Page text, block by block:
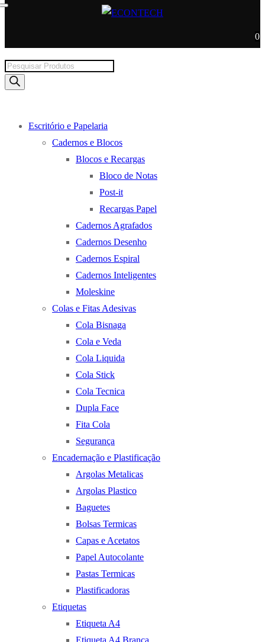
0
Products
search
Escritório e Papelaria
Cadernos e Blocos
Blocos e Recargas
Bloco de Notas
Post-it
Recargas Papel
Cadernos Agrafados
Cadernos Desenho
Cadernos Espiral
Cadernos Inteligentes
Moleskine
Colas e Fitas Adesivas
Cola Bisnaga
Cola e Veda
Cola Liquida
Cola Stick
Cola Tecnica
Dupla Face
Fita Cola
Segurança
Encadernação e Plastificação
Argolas Metalicas
Argolas Plastico
Baguetes
Bolsas Termicas
Capas e Acetatos
Papel Autocolante
Pastas Termicas
Plastificadoras
Etiquetas
Etiqueta A4
Etiqueta A4 Branca